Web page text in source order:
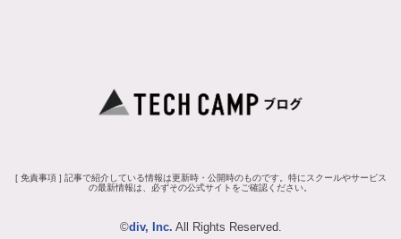
[ 免責事項 ] 記事で紹介している情報は更新時・公開時のものです。特にスクールやサービス
の最新情報は、必ずその公式サイトをご確認ください。
©div, Inc. All Rights Reserved.